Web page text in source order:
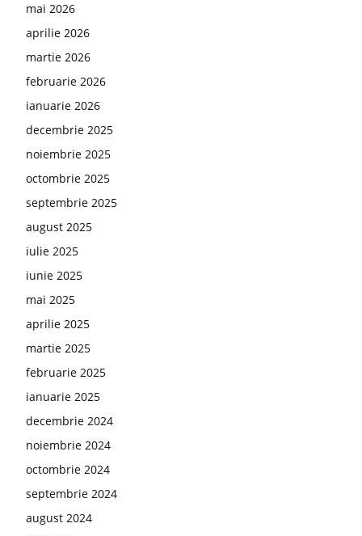
mai 2026
aprilie 2026
martie 2026
februarie 2026
ianuarie 2026
decembrie 2025
noiembrie 2025
octombrie 2025
septembrie 2025
august 2025
iulie 2025
iunie 2025
mai 2025
aprilie 2025
martie 2025
februarie 2025
ianuarie 2025
decembrie 2024
noiembrie 2024
octombrie 2024
septembrie 2024
august 2024